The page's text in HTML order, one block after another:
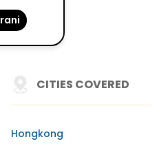
CITIES COVERED
Hongkong